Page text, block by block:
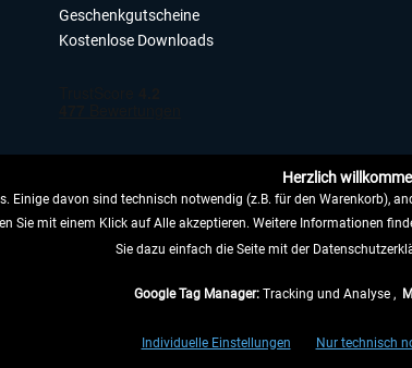
Geschenkgutscheine
Kostenlose Downloads
VERTRAG WIDERRUFEN
** Gilt für Lieferungen innerhalb Deutschlands, Lieferzeiten
Herzlich
Einige davon sind technisch notwendig (z.B. für den Warenkorb),
Sie mit einem Klick auf Alle akzeptieren. Weitere Informationen
Sie dazu einfach die Seite mit der
Google Tag Manager: Tracking und Analyse ,
Individuelle Einstellungen Nur technisch